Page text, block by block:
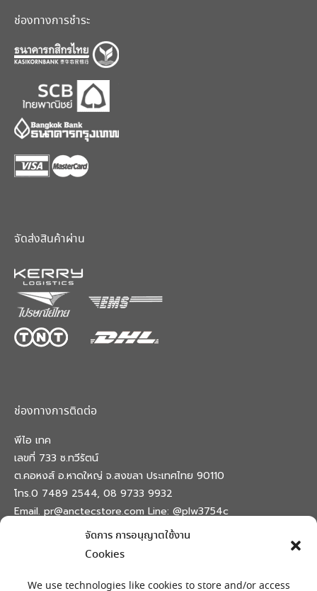
จัดการ การอนุญาตใช้งาน
Cookies
We use technologies like cookies to store and/or access
ช่องทางการชำระ
จัดส่งสินค้าผ่าน
ช่องทางการติดต่อ
พีไอ เทค
เลขที่ 733 ซ.ทวีรัตน์
ต.คอหงส์ อ.หาดใหญ่ จ.สงขลา ประเทศไทย 90110
โทร.0 7489 2544, 08 9733 9932
Email. pr@anctecstore.com Line: @plw3754c
opensopensopensopens
เครื่องหมายลงทะเบียน